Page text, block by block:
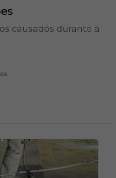
causados durante a